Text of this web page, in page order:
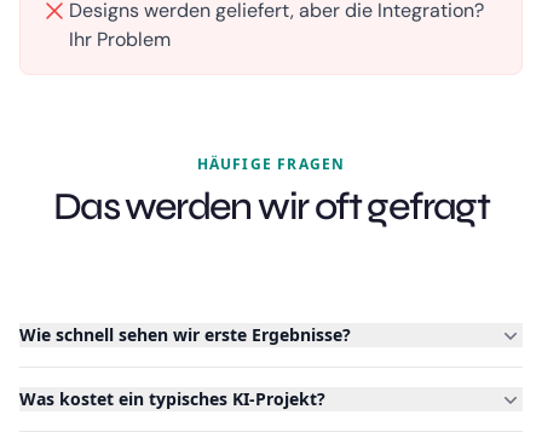
Designs werden geliefert, aber die Integration?
Ihr Problem
HÄUFIGE FRAGEN
Das werden wir oft gefragt
Wie schnell sehen wir erste Ergebnisse?
Was kostet ein typisches KI-Projekt?